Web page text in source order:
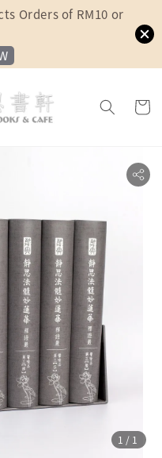
Orders of RM10 or
1 /1